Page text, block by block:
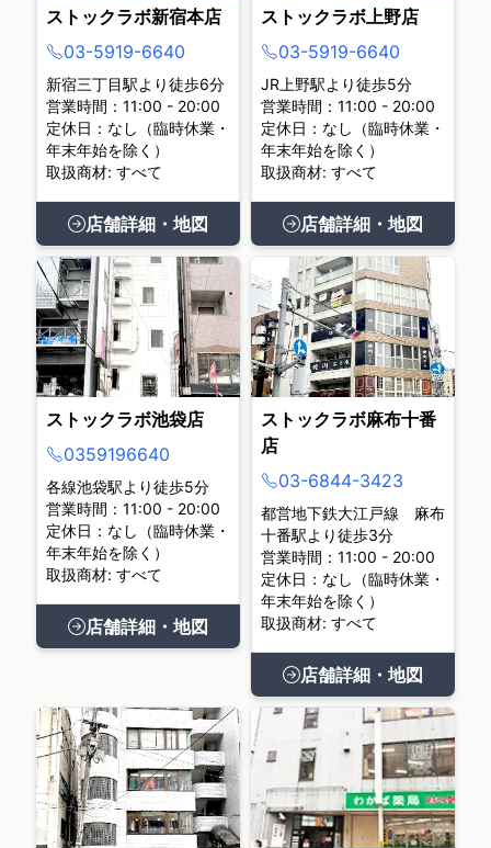
ストックラボ新宿本店
03-5919-6640
新宿三丁目駅より徒歩6分
営業時間：11:00 - 20:00
定休日：なし（臨時休業・
年末年始を除く）
取扱商材: すべて
店舗詳細・地図
ストックラボ上野店
03-5919-6640
JR上野駅より徒歩5分
営業時間：11:00 - 20:00
定休日：なし（臨時休業・
年末年始を除く）
取扱商材: すべて
店舗詳細・地図
ストックラボ池袋店
0359196640
各線池袋駅より徒歩5分
営業時間：11:00 - 20:00
定休日：なし（臨時休業・
年末年始を除く）
取扱商材: すべて
店舗詳細・地図
ストックラボ麻布十番
店
03-6844-3423
都営地下鉄大江戸線 麻布
十番駅より徒歩3分
営業時間：11:00 - 20:00
定休日：なし（臨時休業・
年末年始を除く）
取扱商材: すべて
店舗詳細・地図